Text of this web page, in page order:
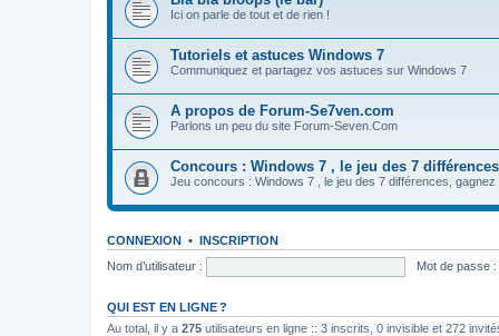
Ici on parle de tout et de rien !
Tutoriels et astuces Windows 7
Communiquez et partagez vos astuces sur Windows 7
A propos de Forum-Se7ven.com
Parlons un peu du site Forum-Seven.Com
Concours : Windows 7 , le jeu des 7 différences
Jeu concours : Windows 7 , le jeu des 7 différences,
CONNEXION • INSCRIPTION
Nom d’utilisateur :
Mot de passe :
QUI EST EN LIGNE ?
Au total, il y a 275 utilisateurs en ligne :: 3 inscrits, 0 invisible et 272